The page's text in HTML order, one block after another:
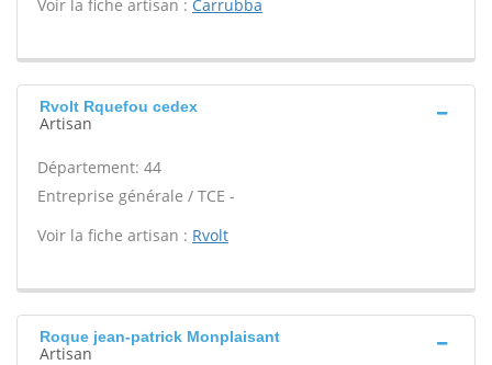
Voir la fiche artisan : Carrubba
Rvolt Rquefou cedex
Artisan
Département: 44
Entreprise générale / TCE -
Voir la fiche artisan : Rvolt
Roque jean-patrick Monplaisant
Artisan